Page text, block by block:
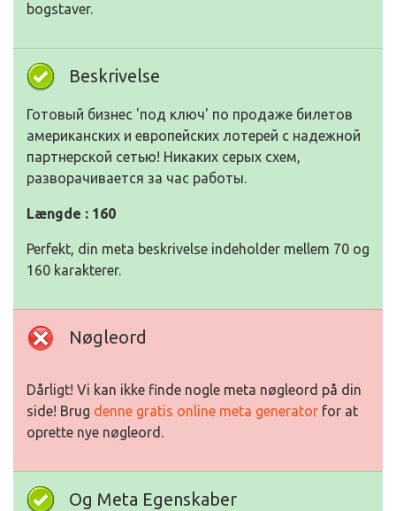
bogstaver.
Beskrivelse
Готовый бизнес 'под ключ' по продаже билетов
американских и европейских лотерей с надежной
партнерской сетью! Никаких серых схем,
разворачивается за час работы.
Længde : 160
Perfekt, din meta beskrivelse indeholder mellem 70 og
160 karakterer.
Nøgleord
Dårligt! Vi kan ikke finde nogle meta nøgleord på din
side! Brug denne gratis online meta generator for at
oprette nye nøgleord.
Og Meta Egenskaber